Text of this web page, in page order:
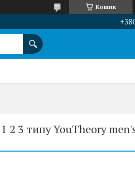
Кошик
2 3 типу YouTheory